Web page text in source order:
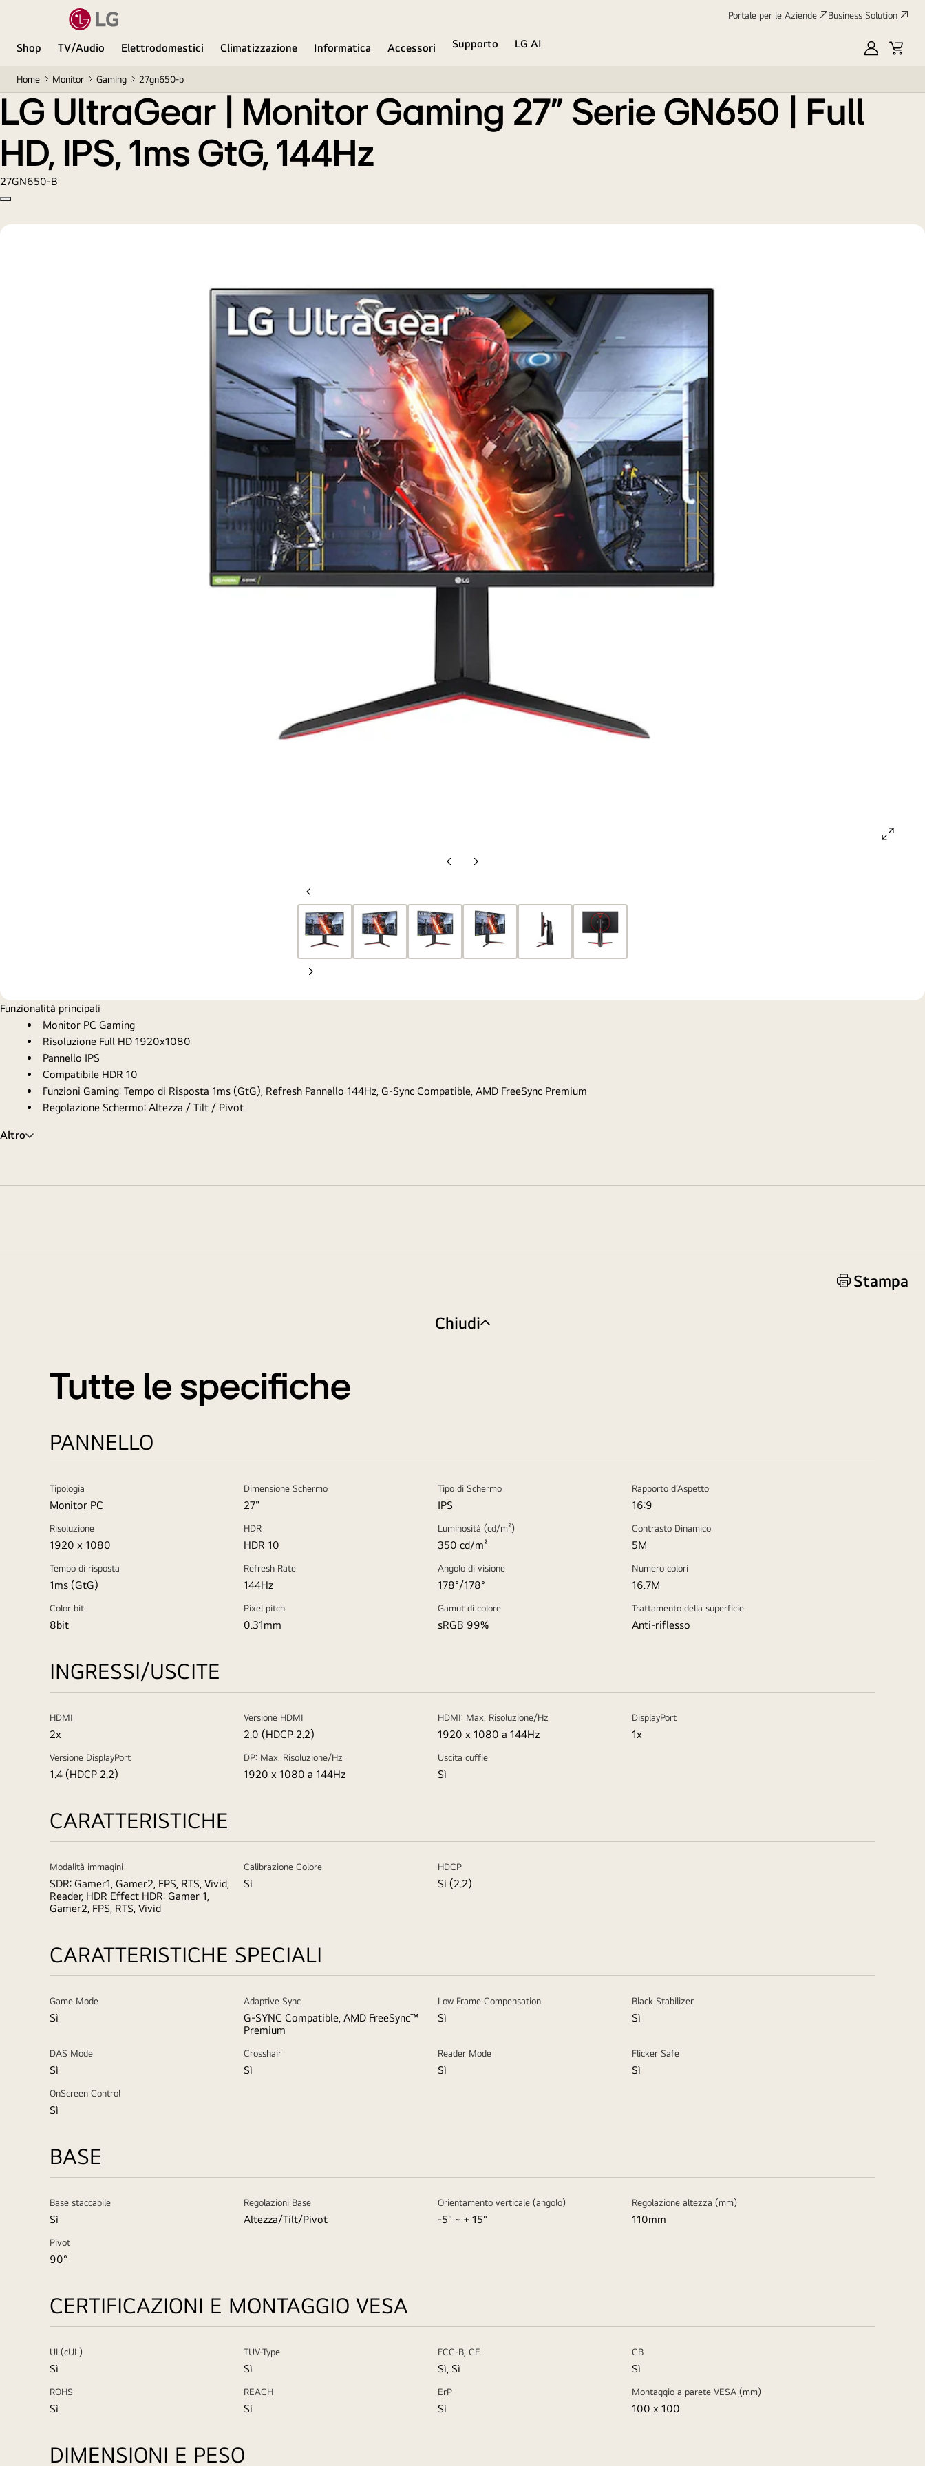
Portale per le Aziende Business Solution
Shop TV/Audio Elettrodomestici Climatizzazione Informatica Accessori Supporto
LG AI
My
Cart
Home Monitor Gaming 27gn650-b
LG UltraGear | Monitor Gaming 27" Serie GN650 | Full HD, IPS, 1ms GtG, 144Hz
energetica
Scheda tecnica
LG UltraGear | Monitor Gaming 27" Serie GN650 | Full
HD, IPS, 1ms GtG, 144Hz
27GN650-B
Copy model name
Slide
Slide
Slide
precedente
Slide
Funzionalità principali
Monitor PC Gaming
Risoluzione Full HD 1920x1080
Pannello IPS
Compatibile HDR 10
Funzioni Gaming: Tempo di Risposta 1ms (GtG), Refresh Pannello 144Hz, G-Sync Compatible, AMD FreeSync Premium
Regolazione Schermo: Altezza / Tilt / Pivot
Altro
Stampa
Chiudi
Tutte le specifiche
PANNELLO
Tipologia
Monitor PC
Dimensione Schermo
27"
Tipo di Schermo
IPS
Rapporto d’Aspetto
16:9
Risoluzione
1920 x 1080
HDR
HDR 10
Luminosità (cd/m²)
350 cd/m²
Contrasto Dinamico
5M
Tempo di risposta
1ms (GtG)
Refresh Rate
144Hz
Angolo di visione
178°/178°
Numero colori
16.7M
Color bit
8bit
Pixel pitch
0.31mm
Gamut di colore
sRGB 99%
Trattamento della superficie
Anti-riflesso
INGRESSI/USCITE
HDMI
2x
Versione HDMI
2.0 (HDCP 2.2)
HDMI: Max. Risoluzione/Hz
1920 x 1080 a 144Hz
DisplayPort
1x
Versione DisplayPort
1.4 (HDCP 2.2)
DP: Max. Risoluzione/Hz
1920 x 1080 a 144Hz
Uscita cuffie
Sì
CARATTERISTICHE
Modalità immagini
SDR: Gamer1, Gamer2, FPS, RTS, Vivid,
Reader, HDR Effect HDR: Gamer 1,
Gamer2, FPS, RTS, Vivid
Calibrazione Colore
Sì
HDCP
Sì (2.2)
CARATTERISTICHE SPECIALI
Game Mode
Sì
Adaptive Sync
G-SYNC Compatible, AMD FreeSync™
Premium
Low Frame Compensation
Sì
Black Stabilizer
Sì
DAS Mode
Sì
Crosshair
Sì
Reader Mode
Sì
Flicker Safe
Sì
OnScreen Control
Sì
BASE
Base staccabile
Sì
Regolazioni Base
Altezza/Tilt/Pivot
Orientamento verticale (angolo)
-5° ~ + 15°
Regolazione altezza (mm)
110mm
Pivot
90°
CERTIFICAZIONI E MONTAGGIO VESA
UL(cUL)
Sì
TUV-Type
Sì
FCC-B, CE
Sì, Sì
CB
Sì
ROHS
Sì
REACH
Sì
ErP
Sì
Montaggio a parete VESA (mm)
100 x 100
DIMENSIONI E PESO